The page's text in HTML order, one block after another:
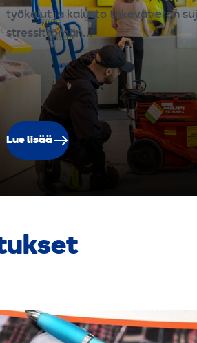
työkalut ja kalusto tekevät eron
stressittömän…
Lue lisää